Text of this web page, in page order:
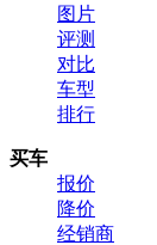
图片
评测
对比
车型
排行
买车
报价
降价
经销商